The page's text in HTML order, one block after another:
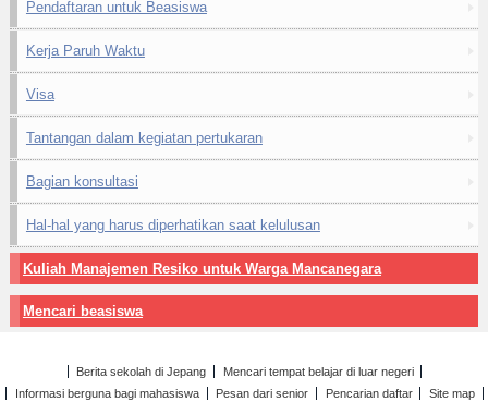
Pendaftaran untuk Beasiswa
Kerja Paruh Waktu
Visa
Tantangan dalam kegiatan pertukaran
Bagian konsultasi
Hal-hal yang harus diperhatikan saat kelulusan
Kuliah Manajemen Resiko untuk Warga Mancanegara
Mencari beasiswa
Berita sekolah di Jepang
Mencari tempat belajar di luar negeri
Informasi berguna bagi mahasiswa
Pesan dari senior Pencarian daftar
Site map